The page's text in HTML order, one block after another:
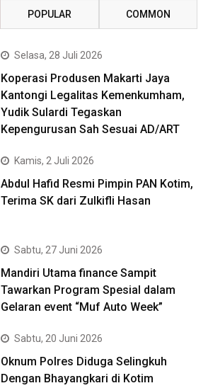
POPULAR COMMON
Selasa, 28 Juli 2026
Koperasi Produsen Makarti Jaya
Kantongi Legalitas Kemenkumham,
Yudik Sulardi Tegaskan
Kepengurusan Sah Sesuai AD/ART
Kamis, 2 Juli 2026
Abdul Hafid Resmi Pimpin PAN Kotim,
Terima SK dari Zulkifli Hasan
Sabtu, 27 Juni 2026
Mandiri Utama finance Sampit
Tawarkan Program Spesial dalam
Gelaran event “Muf Auto Week”
Sabtu, 20 Juni 2026
Oknum Polres Diduga Selingkuh
Dengan Bhayangkari di Kotim